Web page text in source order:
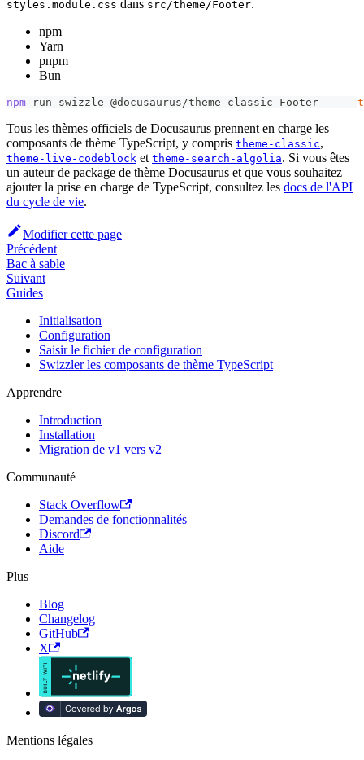
styles.module.css dans src/theme/Footer.
npm
Yarn
pnpm
Bun
npm run swizzle @docusaurus/theme-classic Footer -- --
Tous les thèmes officiels de Docusaurus prennent en charge les
composants de thème TypeScript, y compris theme-classic,
theme-live-codeblock et theme-search-algolia. Si vous êtes
un auteur de package de thème Docusaurus et que vous souhaitez
ajouter la prise en charge de TypeScript, consultez les docs de l'API
du cycle de vie.
Modifier cette page
Précédent
Bac à sable
Suivant
Guides
Initialisation
Configuration
Saisir le fichier de configuration
Swizzler les composants de thème TypeScript
Apprendre
Introduction
Installation
Migration de v1 vers v2
Communauté
Stack Overflow
Demandes de fonctionnalités
Discord
Aide
Plus
Blog
Changelog
GitHub
X
Mentions légales